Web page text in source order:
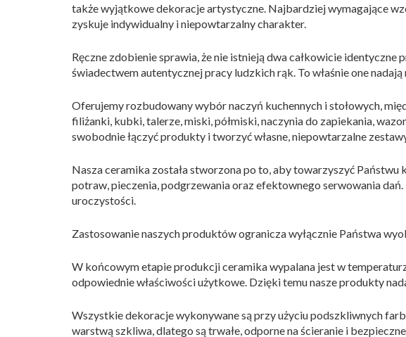
także wyjątkowe dekoracje artystyczne. Najbardziej wymagające
zyskuje indywidualny i niepowtarzalny charakter.
Ręczne zdobienie sprawia, że nie istnieją dwa całkowicie
świadectwem autentycznej pracy ludzkich rąk. To właśnie one
Oferujemy rozbudowany wybór naczyń kuchennych i stołowych,
filiżanki, kubki, talerze, miski, półmiski, naczynia do zapiekania,
swobodnie łączyć produkty i tworzyć własne, niepowtarzalne
Nasza ceramika została stworzona po to, aby towarzyszyć
potraw, pieczenia, podgrzewania oraz efektownego serwowania
uroczystości.
Zastosowanie naszych produktów ogranicza wyłącznie Państwa
W końcowym etapie produkcji ceramika wypalana jest w
odpowiednie właściwości użytkowe. Dzięki temu nasze produkty
Wszystkie dekoracje wykonywane są przy użyciu podszkliwnych
warstwą szkliwa, dlatego są trwałe, odporne na ścieranie i